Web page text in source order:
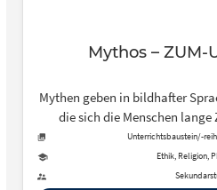
Mythos –
Mythen geben in bildhafter
die sich die Menschen lange
konnten. – Diese Seite stellt die
Thema Mythen für
Unterrichtsbaustein/-
Ethik, Religion,